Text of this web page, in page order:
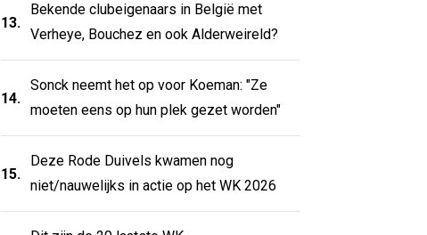
13.
Bekende clubeigenaars in België met
Verheye, Bouchez en ook Alderweireld?
14.
Sonck neemt het op voor Koeman: "Ze
moeten eens op hun plek gezet worden"
15.
Deze Rode Duivels kwamen nog
niet/nauwelijks in actie op het WK 2026